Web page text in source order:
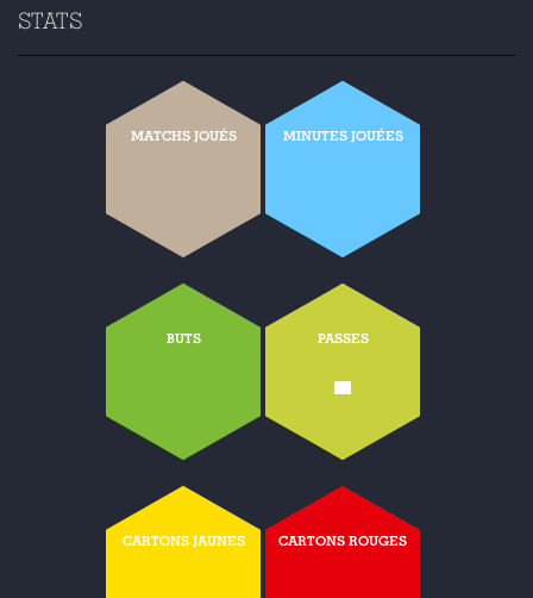
STATS
MATCHS JOUÉS MINUTES JOUÉES
BUTS PASSES
-
CARTONS JAUNES CARTONS ROUGES